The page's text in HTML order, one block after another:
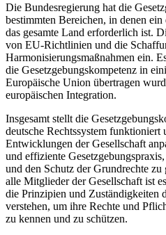
Die Bundesregierung hat die
bestimmten Bereichen, in denen
das gesamte Land erforderlich ist.
von EU-Richtlinien und die
Harmonisierungsmaßnahmen ein.
die Gesetzgebungskompetenz in
Europäische Union übertragen
europäischen Integration.
Insgesamt stellt die
deutsche Rechtssystem funktioniert
Entwicklungen der Gesellschaft
und effiziente
und den Schutz der Grundrechte
alle Mitglieder der Gesellschaft ist
die Prinzipien und Zuständigkeiten
verstehen, um ihre Rechte und
zu kennen und zu schützen.